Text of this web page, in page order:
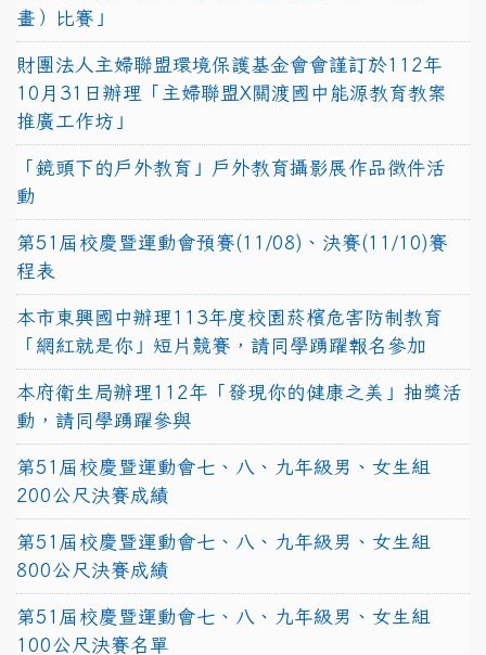
畫）比賽」
財團法人主婦聯盟環境保護基金會會謹訂於112年
10月31日辦理「主婦聯盟X關渡國中能源教育教案
推廣工作坊」
「鏡頭下的戶外教育」戶外教育攝影展作品徵件活
動
第51屆校慶暨運動會預賽(11/08)、決賽(11/10)賽
程表
本市東興國中辦理113年度校園菸檳危害防制教育
「網紅就是你」短片競賽，請同學踴躍報名參加
本府衛生局辦理112年「發現你的健康之美」抽獎活
動，請同學踴躍參與
第51屆校慶暨運動會七、八、九年級男、女生組
200公尺決賽成績
第51屆校慶暨運動會七、八、九年級男、女生組
800公尺決賽成績
第51屆校慶暨運動會七、八、九年級男、女生組
100公尺決賽名單